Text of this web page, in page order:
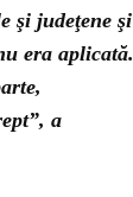
şi judeţene şi
era aplicată.
a